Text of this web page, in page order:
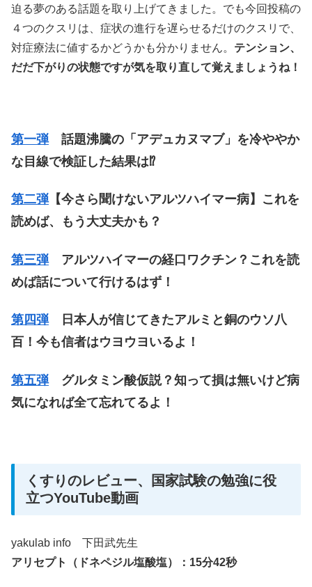
迫る夢のある話題を取り上げてきました。でも今回投稿の
４つのクスリは、症状の進行を遅らせるだけのクスリで、
対症療法に値するかどうかも分かりません。 テンション、
だだ下がりの状態ですが気を取り直して覚えましょうね！
第一弾話題沸騰の「アデュカヌマブ」を冷ややか
な目線で検証した結果は⁉
第二弾【今さら聞けないアルツハイマー病】これを
読めば、もう大丈夫かも？
第三弾アルツハイマーの経口ワクチン？これを読
めば話について行けるはず！
第四弾日本人が信じてきたアルミと銅のウソ八
百！今も信者はウヨウヨいるよ！
第五弾グルタミン酸仮説？知って損は無いけど病
気になれば全て忘れてるよ！
くすりのレビュー、国家試験の勉強に役
立つYouTube動画
yakulab info 下田武先生
アリセプト（ドネペジル塩酸塩）：15分42秒